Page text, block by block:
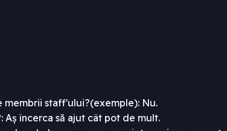
staff'ului?(exemple): Nu.
încerca să ajut cât pot de mult.